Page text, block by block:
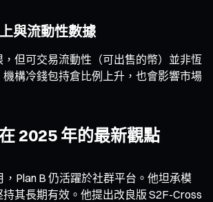
與流動性數據
，但可交易流動性（可出售的幣）並非恆
構冷錢包持倉比例上升，也會影響市場
2025 年的最新觀點
，Plan B 仍活躍於社群平台。他坦承模
其長期有效。他提出改良版 S2F-Cross